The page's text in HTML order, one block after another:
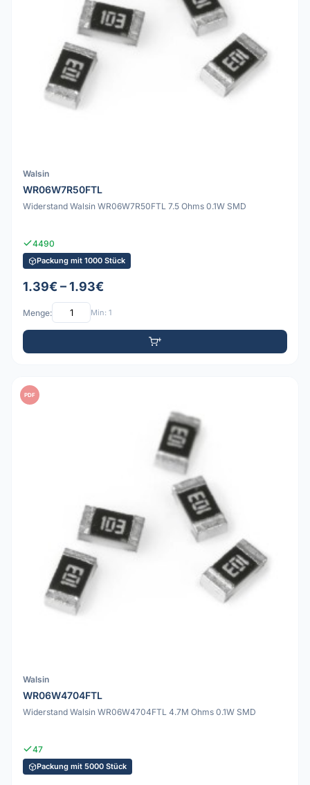
Walsin
WR06W7R50FTL
Widerstand Walsin WR06W7R50FTL 7.5 Ohms 0.1W SMD
4490
Packung mit 1000 Stück
1.39€ – 1.93€
Menge: Min: 1
PDF
Walsin
WR06W4704FTL
Widerstand Walsin WR06W4704FTL 4.7M Ohms 0.1W SMD
47
Packung mit 5000 Stück